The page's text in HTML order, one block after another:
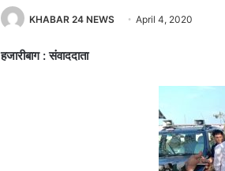
KHABAR 24 NEWS April 4, 2020
हजारीबाग : संवाददाता